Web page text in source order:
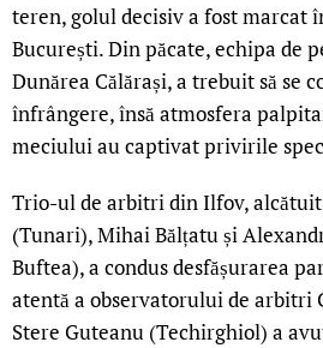
teren, golul decisiv a fost marcat
București. Din păcate, echipa de
Dunărea Călărași, a trebuit să se
înfrângere, însă atmosfera
meciului au captivat privirile
Trio-ul de arbitri din Ilfov,
(Tunari), Mihai Bălțatu și
Buftea), a condus desfășurarea
atentă a observatorului de arbitri
Stere Guteanu (Techirghiol) a